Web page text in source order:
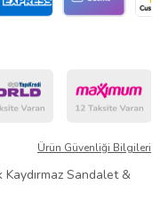
Ürün Güvenliği Bilgileri
Kaydırmaz Sandalet &